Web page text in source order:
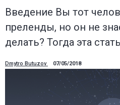
Введение Вы тот
преленды, но он не
делать? Тогда эта
Dmytro Butuzov 07/05/2018